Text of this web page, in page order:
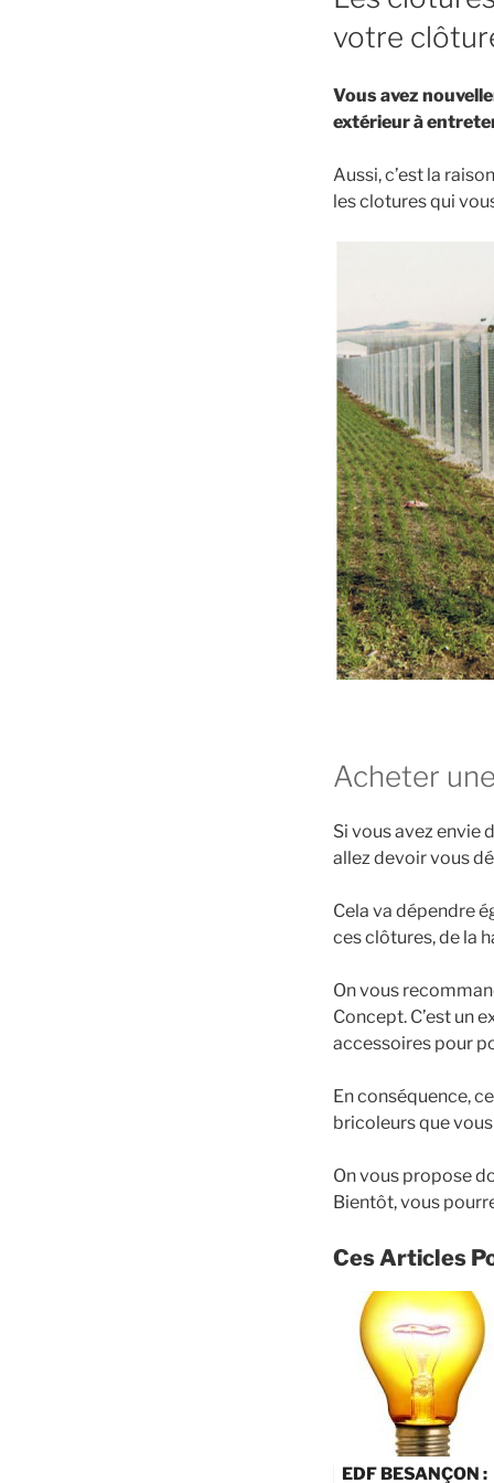
votre
Vous avez
extérieur à
Aussi, c’est la
les clotures qui
Acheter
Si vous avez envie
allez devoir vous
Cela va dépendre
ces clôtures, de la
On vous
Concept. C’est un
accessoires pour
En conséquence,
bricoleurs que
On vous propose
Bientôt, vous
Ces Articles
EDF BESANÇON :